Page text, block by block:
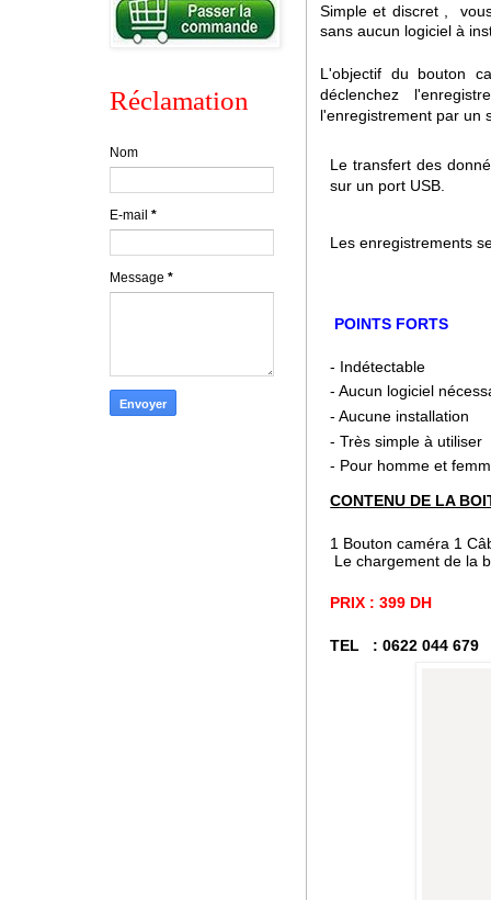
Simple et discret ,
sans aucun logiciel à
L'objectif du bouton
déclenchez
l'enregistrement par un
Le transfert des
sur un port USB.
Les enregistrements
POINTS FORTS
- Indétectable
- Aucun logiciel
- Aucune installation
- Très simple à utiliser
- Pour homme et
CONTENU DE LA
1 Bouton caméra 1
Le chargement de la
PRIX : 399 DH
TEL : 0622 044 679
Réclamation
Nom
E-mail *
Message *